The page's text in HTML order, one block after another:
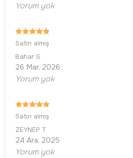
Yorum yok
Satın almış
Bahar S.
26 Mar, 2026
Yorum yok
Satın almış
ZEYNEP T.
24 Ara, 2025
Yorum yok